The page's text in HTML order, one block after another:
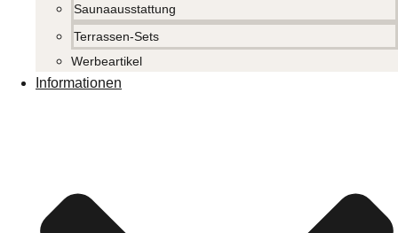
Saunaausstattung
Terrassen-Sets
Werbeartikel
Informationen